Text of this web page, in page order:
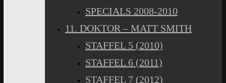
SPECIALS 2008-2010
11. DOKTOR – MATT SMITH
STAFFEL 5 (2010)
STAFFEL 6 (2011)
STAFFEL 7 (2012)